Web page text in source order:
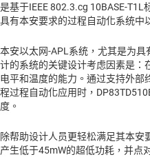
是基于IEEE 802.3.cg 10BASE-
具有本安要求的过程自动化系统中
本安以太网-APL系统，尤其是为
计的系统的关键设计考虑因素是：
电平和温度的能力。通过支持外部
程过程自动化应用时，
度。
除帮助设计人员更轻松满足其本安
产生低于45mW的超低功耗，并点